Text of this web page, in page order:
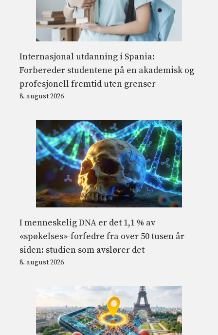
Internasjonal utdanning i Spania:
Forbereder studentene på en akademisk og
profesjonell fremtid uten grenser
8. august 2026
I menneskelig DNA er det 1,1 % av
«spøkelses»-forfedre fra over 50 tusen år
siden: studien som avslører det
8. august 2026